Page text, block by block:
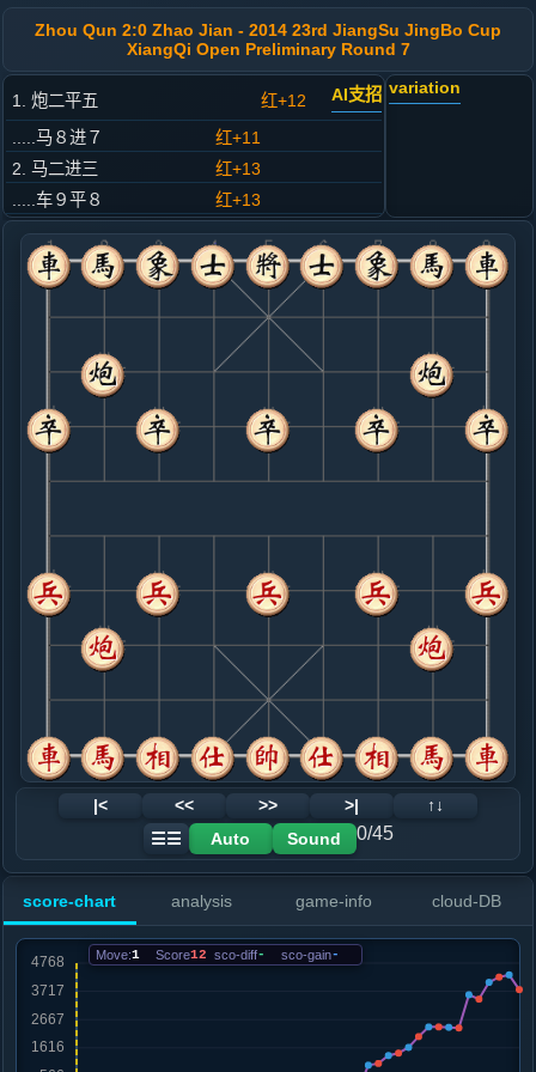
Zhou Qun 2:0 Zhao Jian - 2014 23rd JiangSu JingBo Cup
XiangQi Open Preliminary Round 7
1. 炮二平五 红+12 AI支招
.....马８进７
红+11
2. 马二进三
红+13
.....车９平８
红+13
3. 车一平二
红+12
.....马２进３
红+18
4. 马八进七
红+4
.....卒７进１
红+22
5. 车二进六
红+6
.....马７进６
6. 兵五进一
红+6
.....卒７进１
红+9
7. 车二退一
红+11
8. 车二平四
红+0
兵五进一
.....卒７进１
红+5
9. 车四平二
黑+12
马七进五
.....车１进１
10. 马七进五
黑+47
兵五进一
.....车１平７
红+23
卒７进１
黑+1
兵五进一
.....车８进１
黑+1
12. 兵五进一
黑+1
红+0
砲８平７
13. 车二平四
黑+31
车二进三
.....砲５进５
红+50
砲２平５
15. 相七进五
.....砲２退３
16. 兵五平六
variation
|< << >> >|
↑↓
☰☰
Auto Sound 0/45
score-chart analysis game-info cloud-DB
Move:1 Score12 sco-diff- sco-gain-